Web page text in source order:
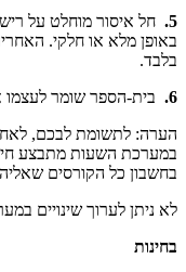
5.
חל איסור מוחלט על
באופן מלא או חלקי.
בלבד.
6.
בית-הספר שומר לעצמו
הערה: לתשומת לבכם, לאחר
במערכת השעות מתבצע
בחשבון כל הקורסים
לא ניתן לערוך שינויים
בחינות